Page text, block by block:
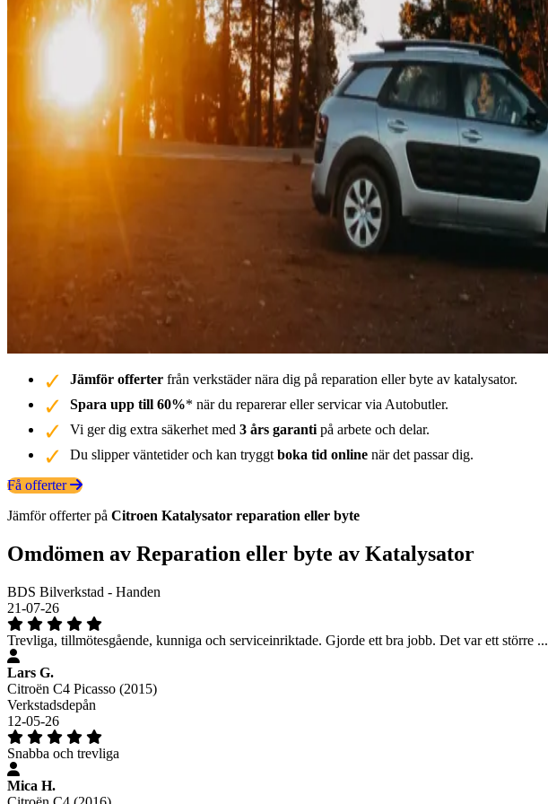
Jämför offerter från verkstäder nära dig på reparation eller byte av katalysator.
Spara upp till 60%* när du reparerar eller servicar via Autobutler.
Vi ger dig extra säkerhet med 3 års garanti på arbete och delar.
Du slipper väntetider och kan tryggt boka tid online när det passar dig.
Få offerter
Jämför offerter på Citroen Katalysator reparation eller byte
Omdömen av Reparation eller byte av Katalysator
BDS Bilverkstad - Handen
21-07-26
Trevliga, tillmötesgående, kunniga och serviceinriktade. Gjorde ett bra jobb. Det var ett större ...
Lars G.
Citroën C4 Picasso (2015)
Verkstadsdepån
12-05-26
Snabba och trevliga
Mica H.